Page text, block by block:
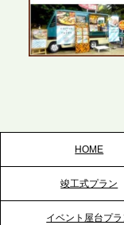
2026.5.22
2026.5.20
プレスリリー
HOME
竣工式プラン
イベント屋台プラ